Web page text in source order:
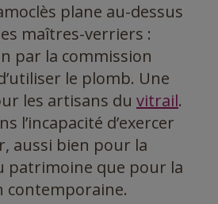
plane au-dessus
maîtres-verriers :
par la commission
le plomb. Une
les artisans du vitrail.
l’incapacité d’exercer
aussi bien pour la
patrimoine que pour la
contemporaine.